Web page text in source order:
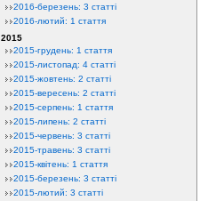
2016-березень: 3 статті
2016-лютий: 1 стаття
2015
2015-грудень: 1 стаття
2015-листопад: 4 статті
2015-жовтень: 2 статті
2015-вересень: 2 статті
2015-серпень: 1 стаття
2015-липень: 2 статті
2015-червень: 3 статті
2015-травень: 3 статті
2015-квітень: 1 стаття
2015-березень: 3 статті
2015-лютий: 3 статті